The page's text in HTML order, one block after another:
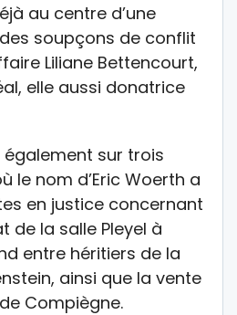
au centre d’une
soupçons de conflit
Liliane Bettencourt,
elle aussi donatrice
sur trois
le nom d’Eric Woerth a
en justice concernant
de la salle Pleyel à
entre héritiers de la
ainsi que la vente
Compiègne.